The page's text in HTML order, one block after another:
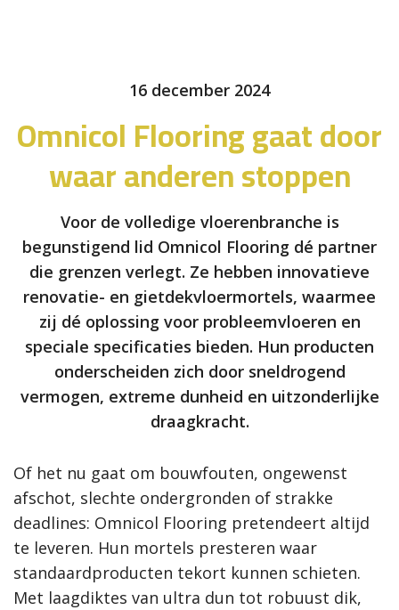
16 december 2024
Omnicol Flooring gaat door
waar anderen stoppen
Voor de volledige vloerenbranche is
begunstigend lid Omnicol Flooring dé partner
die grenzen verlegt. Ze hebben innovatieve
renovatie- en gietdekvloermortels, waarmee
zij dé oplossing voor probleemvloeren en
speciale specificaties bieden. Hun producten
onderscheiden zich door sneldrogend
vermogen, extreme dunheid en uitzonderlijke
draagkracht.
Of het nu gaat om bouwfouten, ongewenst
afschot, slechte ondergronden of strakke
deadlines: Omnicol Flooring pretendeert altijd
te leveren. Hun mortels presteren waar
standaardproducten tekort kunnen schieten.
Met laagdiktes van ultra dun tot robuust dik,